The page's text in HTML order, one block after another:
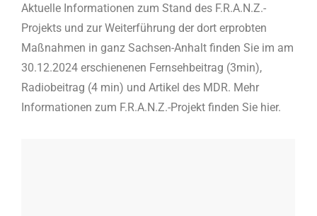
Aktuelle Informationen zum Stand des F.R.A.N.Z.-
Projekts und zur Weiterführung der dort erprobten
Maßnahmen in ganz Sachsen-Anhalt finden Sie im am
30.12.2024 erschienenen Fernsehbeitrag (3min),
Radiobeitrag (4 min) und Artikel des MDR. Mehr
Informationen zum F.R.A.N.Z.-Projekt finden Sie hier.